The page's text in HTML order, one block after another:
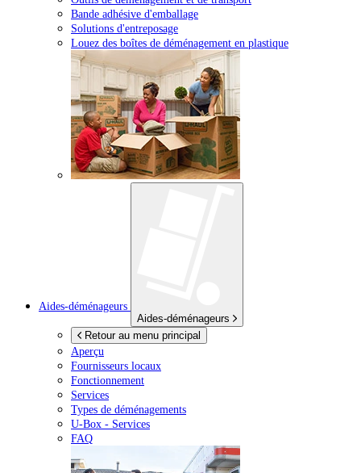
Bande adhésive d'emballage
Solutions d'entreposage
Louez des boîtes de déménagement en plastique
Aides-déménageurs
Aides-déménageurs
Retour au menu principal
Aperçu
Fournisseurs locaux
Fonctionnement
Services
Types de déménagements
U-Box - Services
FAQ